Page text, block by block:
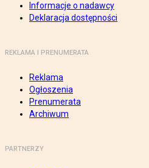
Informacje o nadawcy
Deklaracja dostępności
REKLAMA I PRENUMERATA
Reklama
Ogłoszenia
Prenumerata
Archiwum
PARTNERZY